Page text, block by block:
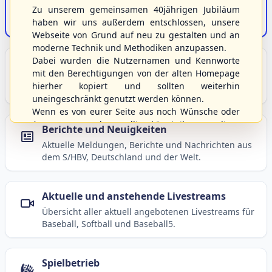
S/HBV-Shop
Der Onlineshop des S/HBV
Unser Sport
Grundlagen und Hintergründe zu Baseball, Softball
und Baseball5.
Berichte und Neuigkeiten
Aktuelle Meldungen, Berichte und Nachrichten aus
dem S/HBV, Deutschland und der Welt.
Aktuelle und anstehende Livestreams
Übersicht aller aktuell angebotenen Livestreams für
Baseball, Softball und Baseball5.
Spielbetrieb
Zu unserem gemeinsamen 40jährigen Jubiläum
haben wir uns außerdem entschlossen, unsere
Webseite von Grund auf neu zu gestalten und an
moderne Technik und Methodiken anzupassen.
Dabei wurden die Nutzernamen und Kennworte
mit den Berechtigungen von der alten Homepage
hierher kopiert und sollten weiterhin
uneingeschränkt genutzt werden können.
Wenn es von eurer Seite aus noch Wünsche oder
Anregungen geben sollte, könnt ihr uns diese
gerne an die Verbandsadresse
schicken.